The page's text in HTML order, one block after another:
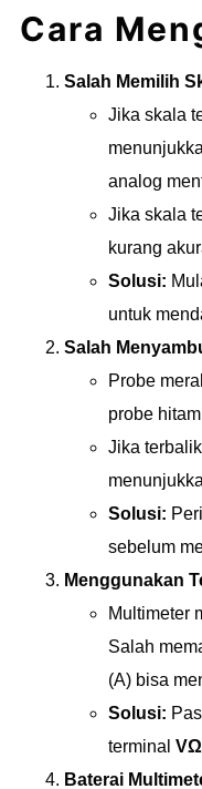
Cara
Salah Memilih
Jika skala
analog
Jika skala
kurang
Solusi:
untuk
Salah
Probe
probe
Jika
Solusi:
sebelum
Menggunakan
Multimeter
Salah
(A) bisa
Solusi:
terminal VΩ
Baterai